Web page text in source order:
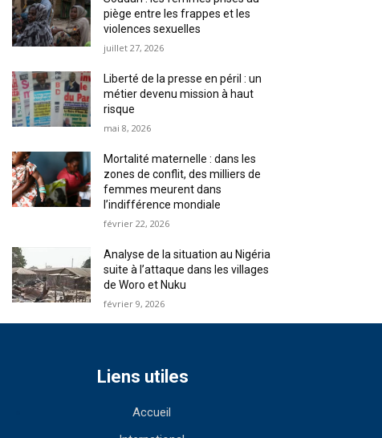
piège entre les frappes et les
violences sexuelles
juillet 27, 2026
Liberté de la presse en péril : un
métier devenu mission à haut
risque
mai 8, 2026
Mortalité maternelle : dans les
zones de conflit, des milliers de
femmes meurent dans
l’indifférence mondiale
février 22, 2026
Analyse de la situation au Nigéria
suite à l’attaque dans les villages
de Woro et Nuku
février 9, 2026
Liens utiles
Accueil